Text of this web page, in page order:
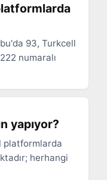
93, Turkcell
numaralı
yapıyor?
platformlarda
herhangi